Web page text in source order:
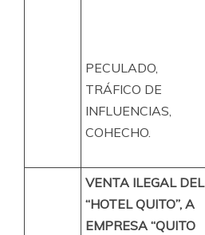
PECULADO,
TRÁFICO DE
INFLUENCIAS,
COHECHO.
VENTA ILEGAL DEL
“HOTEL QUITO”, A
EMPRESA “QUITO